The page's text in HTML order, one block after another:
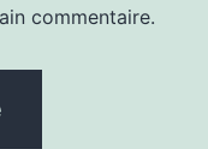
commentaire.